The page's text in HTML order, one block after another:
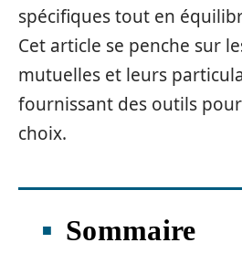
spécifiques tout en
Cet article se penche sur
mutuelles et leurs
fournissant des outils
choix.
Sommaire